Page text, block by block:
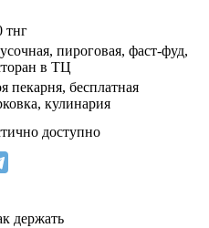
тнг
пироговая, фаст-фуд,
в ТЦ
пекарня, бесплатная
кулинария
доступно
держать